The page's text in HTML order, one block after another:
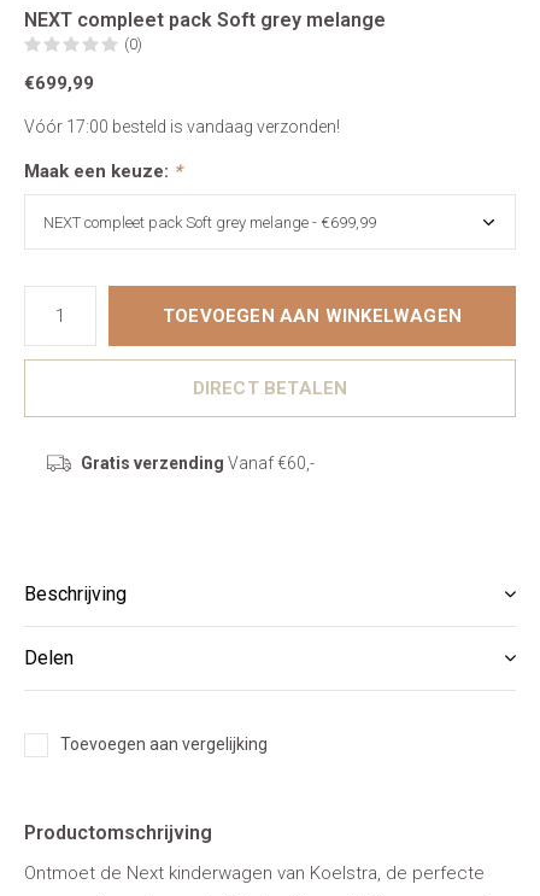
NEXT compleet pack Soft grey melange
(0)
€699,99
Vóór 17:00 besteld is vandaag verzonden!
Maak een keuze: *
TOEVOEGEN AAN WINKELWAGEN
DIRECT BETALEN
Gratis verzending Vanaf €60,-
Beschrijving
Delen
Toevoegen aan vergelijking
Productomschrijving
Ontmoet de Next kinderwagen van Koelstra, de perfecte